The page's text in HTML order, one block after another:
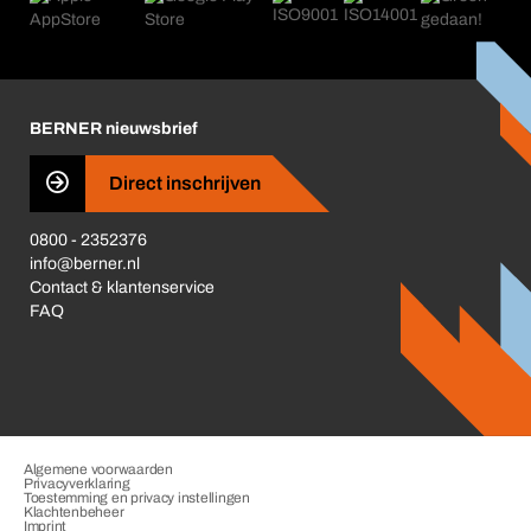
Nieuws
BERNER nieuwsbrief
Direct inschrijven
0800 - 2352376
info@berner.nl
Contact & klantenservice
FAQ
Algemene voorwaarden
Privacyverklaring
Toestemming en privacy instellingen
Klachtenbeheer
Imprint